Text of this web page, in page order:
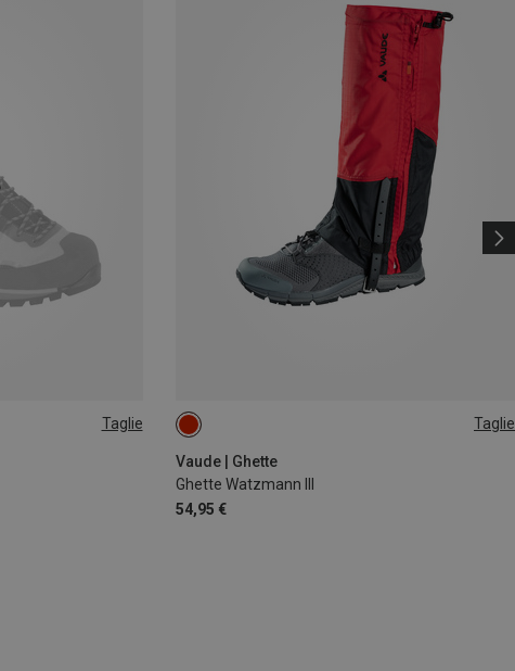
Taglie Taglie
Vaude | Ghette
Ghette Watzmann III
54,95 €
S